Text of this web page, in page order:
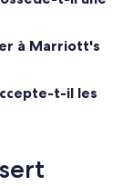
à Marriott's
t-il les